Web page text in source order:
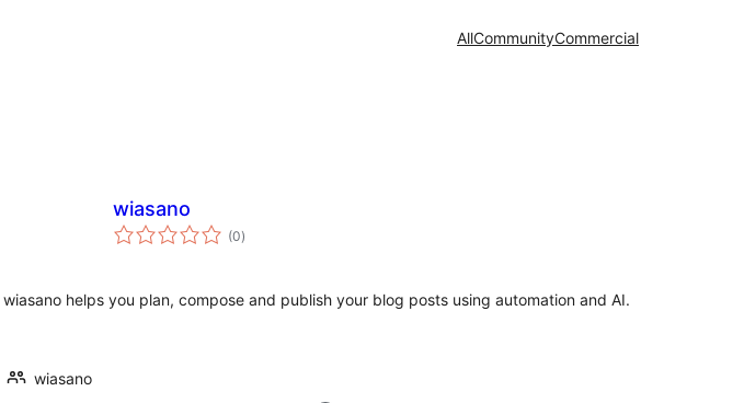
AllCommunityCommercial
wiasano
(0總
評)
wiasano helps you plan, compose and publish your blog posts using automation and AI.
wiasano